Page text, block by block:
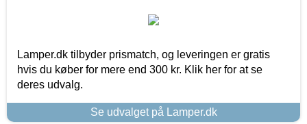
Lamper.dk tilbyder prismatch, og leveringen er gratis
hvis du køber for mere end 300 kr. Klik her for at se
deres udvalg.
Se udvalget på Lamper.dk